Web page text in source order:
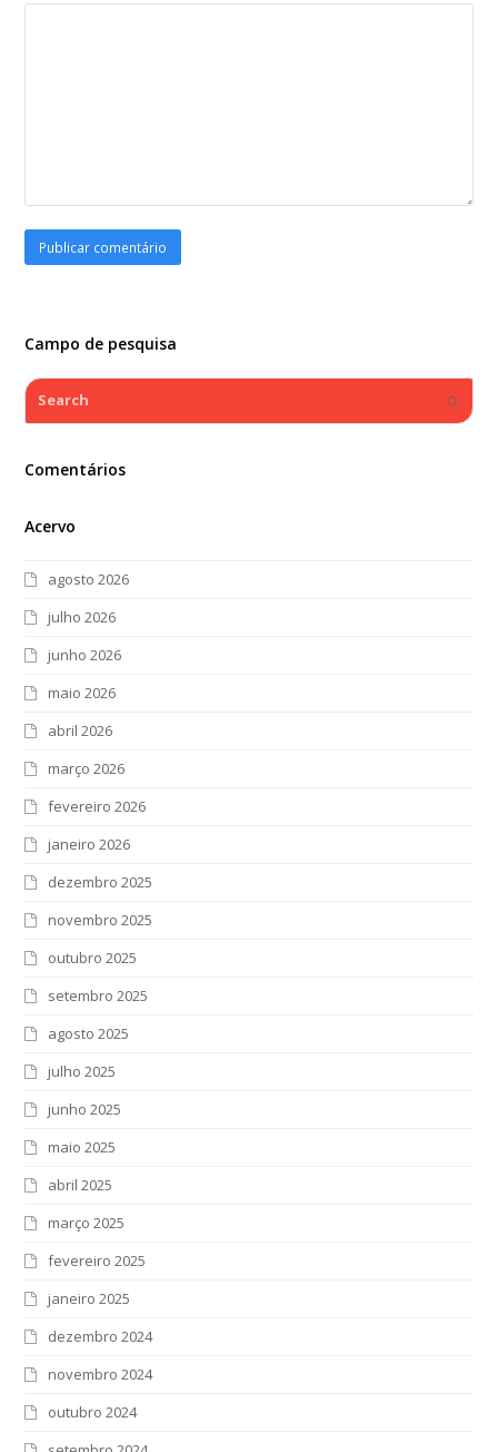
Campo de pesquisa
Search
Comentários
Acervo
agosto 2026
julho 2026
junho 2026
maio 2026
abril 2026
março 2026
fevereiro 2026
janeiro 2026
dezembro 2025
novembro 2025
outubro 2025
setembro 2025
agosto 2025
julho 2025
junho 2025
maio 2025
abril 2025
março 2025
fevereiro 2025
janeiro 2025
dezembro 2024
novembro 2024
outubro 2024